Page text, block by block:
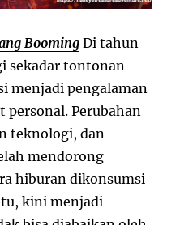
Booming Di tahun
sekadar tontonan
menjadi pengalaman
personal. Perubahan
teknologi, dan
mendorong
hiburan dikonsumsi
kini menjadi